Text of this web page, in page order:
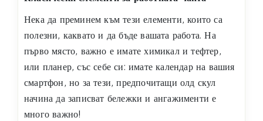
Нека да преминем към тези елементи, които са
полезни, каквато и да бъде вашата работа. На
първо място, важно е имате химикал и тефтер,
или планер, със себе си: имате календар на вашия
смартфон, но за тези, предпочитащи олд скул
начина да записват бележки и ангажименти е
много важно!